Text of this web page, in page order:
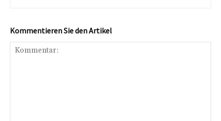
Kommentieren Sie den Artikel